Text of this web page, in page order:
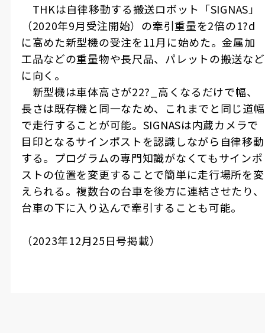
THKは自律移動する搬送ロボット「SIGNAS 」
（2020年9月受注開始）の牽引重量を2倍の1?d
に高めた新型機の受注を11月に始めた。金属加
工品などの重量物や長尺品、パレットの搬送など
に向く。
新型機は車体高さが22?_高くなるだけで幅、
長さは既存機と同一なため、これまでと同じ道幅
で走行することが可能。 SIGNASは内蔵カメラで
目印となるサインポストを認識しながら自律移動
する。プログラムの専門知識がなくてもサインポ
ストの位置を変更することで簡単に走行場所を変
えられる。複数台の台車を後方に連結させたり、
台車の下に入り込んで牽引することも可能。
（2023年12月25日号掲載）